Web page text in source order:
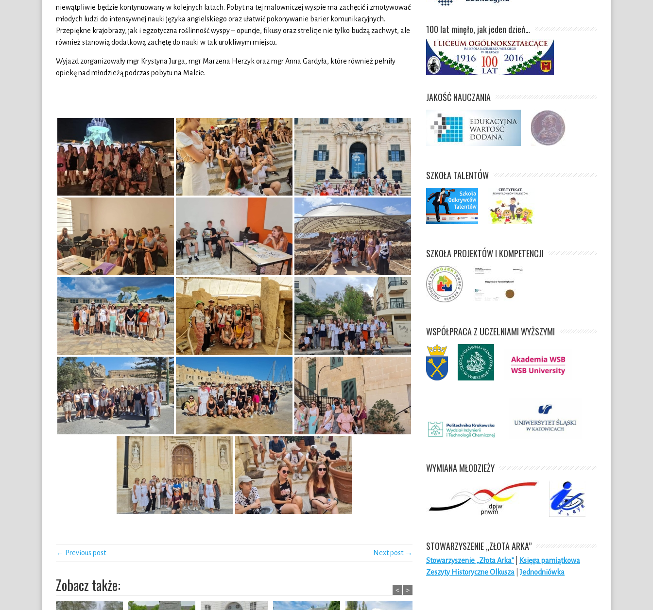
niewątpliwie będzie kontynuowany w kolejnych latach. Pobyt na tej malowniczej wyspie ma zachęcić i zmotywować
młodych ludzi do intensywnej nauki języka angielskiego oraz ułatwić pokonywanie barier komunikacyjnych.
Przepiękne krajobrazy, jak i egzotyczna roślinność wyspy – opuncje, fikusy oraz strelicje nie tylko budzą zachwyt, ale
również stanowią dodatkową zachętę do nauki w tak urokliwym miejscu.
Wyjazd zorganizowały mgr Krystyna Jurga, mgr Marzena Herzyk oraz mgr Anna Gardyła, które również pełniły
opiekę nad młodzieżą podczas pobytu na Malcie.
← Previous post Next post →
Zobacz także: < >
100 lat minęło, jak jeden dzień…
JAKOŚĆ NAUCZANIA
SZKOŁA TALENTÓW
SZKOŁA PROJEKTÓW I KOMPETENCJI
WSPÓŁPRACA Z UCZELNIAMI WYŻSZYMI
WYMIANA MŁODZIEŻY
STOWARZYSZENIE „ZŁOTA ARKA”
Stowarzyszenie „Złota Arka”
Księga pamiątkowa
Zeszyty Historyczne Olkusza |Jednodniówka